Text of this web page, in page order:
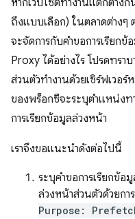
ถึงแบบเลือก) ในตลาดต่างๆ
จะจัดการกับคำขอการเรียก
Proxy ได้อย่างไร โปรดทรา
ส่วนตัวทำงานด้วยเซิร์ฟเวอ
ของพร็อกซีจะระบุตำแหน่งท
การเรียกข้อมูลล่วงหน้า
เราจึงขอแนะนำดังต่อไปนี้
ระบุคำขอการเรียกข้อ
ล่วงหน้าส่วนตัวด้วยกา
Purpose: